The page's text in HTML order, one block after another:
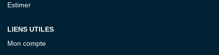
Estimer
LIENS UTILES
Mon compte